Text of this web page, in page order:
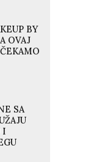
BY
OVAJ
SA
I